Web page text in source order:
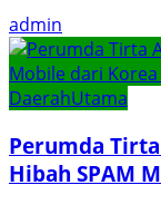
admin
DaerahUtama
Perumda
Hibah SPAM